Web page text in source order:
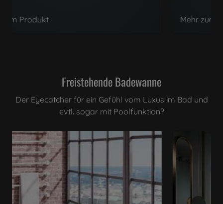
Mehr zum Produkt
Freistehende Badewanne
Der Eyecatcher für ein Gefühl vom Luxus im Bad und
evtl. sogar mit Poolfunktion?